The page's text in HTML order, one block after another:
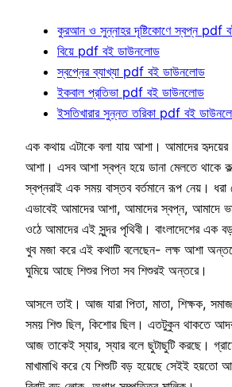
কুরআন ও সুন্নাহর দৃষ্টিকোণে স্বপ্ন pdf
বিয়ে pdf বই ডাউনলোড
স্বপ্নের ব্যাখ্যা pdf বই ডাউনলোড
ইকবাল প্রতিভা pdf বই ডাউনলোড
ইসতিখারার সুন্নত তরিকা pdf বই
এক কথায় এটাকে বলা যায় আশা। আমাদের
আশা। এসব আশা স্বপ্ন হয়ে ডানা মেলতে থাকে
স্বপ্নরাই এক সময় বাস্তব বর্তমানে রূপ নেয়। ধরা
এভাবেই আমাদের আশা, আমাদের স্বপ্ন, আমাদে
ওঠে আমাদের এই সুন্দর পৃথিবী। বাংলাদেশের এক
খুব মজা করে এই কথাটি বলেছেন- লক্ষ আশা
ঘুমিয়ে আছে শিশুর পিতা সব শিশুরই অন্তরে।
আসলে তাই। আজ যারা পিতা, মাতা, শিক্ষক,
সময় শিশু ছিল, কিশোর ছিল। এতটুকুন থাকতে
আজ তাকেই স্যার, স্যার বলে ছুটাছুটি করছে।
মাখামাখি করে যে শিশুটি বড় হয়েছে সেইই হয়তো